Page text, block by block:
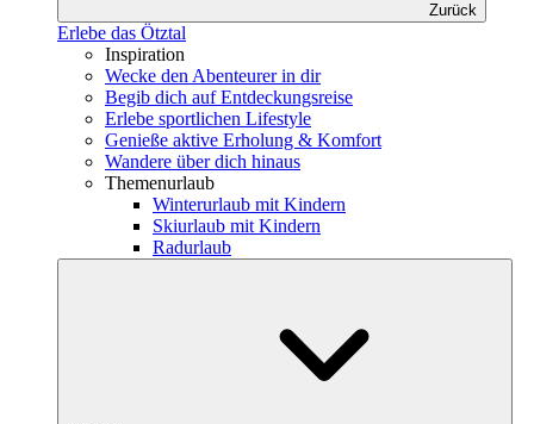
Zurück
Erlebe das Ötztal
Inspiration
Wecke den Abenteurer in dir
Begib dich auf Entdeckungsreise
Erlebe sportlichen Lifestyle
Genieße aktive Erholung & Komfort
Wandere über dich hinaus
Themenurlaub
Winterurlaub mit Kindern
Skiurlaub mit Kindern
Radurlaub